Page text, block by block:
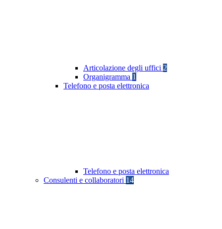
Articolazione degli uffici 2
Organigramma 1
Telefono e posta elettronica
Telefono e posta elettronica
Consulenti e collaboratori 14